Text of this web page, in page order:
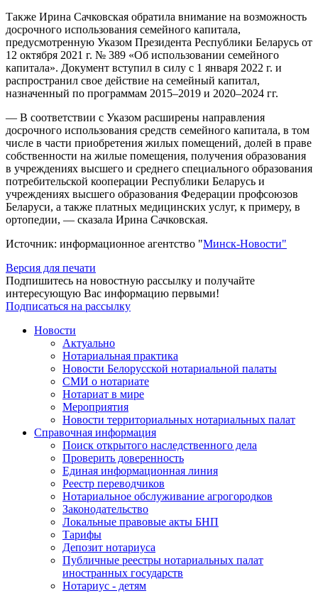
Также Ирина Сачковская обратила внимание на возможность
досрочного использования семейного капитала,
предусмотренную Указом Президента Республики Беларусь от
12 октября 2021 г. № 389 «Об использовании семейного
капитала». Документ вступил в силу с 1 января 2022 г. и
распространил свое действие на семейный капитал,
назначенный по программам 2015–2019 и 2020–2024 гг.
— В соответствии с Указом расширены направления
досрочного использования средств семейного капитала, в том
числе в части приобретения жилых помещений, долей в праве
собственности на жилые помещения, получения образования
в учреждениях высшего и среднего специального образования
потребительской кооперации Республики Беларусь и
учреждениях высшего образования Федерации профсоюзов
Беларуси, а также платных медицинских услуг, к примеру, в
ортопедии, — сказала Ирина Сачковская.
Источник: информационное агентство "Минск-Новости"
Версия для печати
Подпишитесь на новостную рассылку и получайте
интересующую Вас информацию первыми!
Подписаться на рассылку
Новости
Актуально
Нотариальная практика
Новости Белорусской нотариальной палаты
СМИ о нотариате
Нотариат в мире
Мероприятия
Новости территориальных нотариальных палат
Справочная информация
Поиск открытого наследственного дела
Проверить доверенность
Единая информационная линия
Реестр переводчиков
Нотариальное обслуживание агрогородков
Законодательство
Локальные правовые акты БНП
Тарифы
Депозит нотариуса
Публичные реестры нотариальных палат
иностранных государств
Нотариус - детям